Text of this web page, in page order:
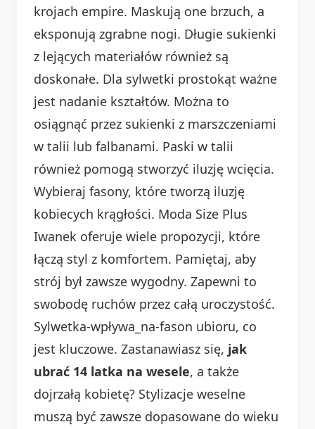
krojach empire. Maskują one brzuch, a
eksponują zgrabne nogi. Długie sukienki
z lejących materiałów również są
doskonałe. Dla sylwetki prostokąt ważne
jest nadanie kształtów. Można to
osiągnąć przez sukienki z marszczeniami
w talii lub falbanami. Paski w talii
również pomogą stworzyć iluzję wcięcia.
Wybieraj fasony, które tworzą iluzję
kobiecych krągłości. Moda Size Plus
Iwanek oferuje wiele propozycji, które
łączą styl z komfortem. Pamiętaj, aby
strój był zawsze wygodny. Zapewni to
swobodę ruchów przez całą uroczystość.
Sylwetka-wpływa_na-fason ubioru, co
jest kluczowe. Zastanawiasz się, jak
ubrać 14 latka na wesele, a także
dojrzałą kobietę? Stylizacje weselne
muszą być zawsze dopasowane do wieku